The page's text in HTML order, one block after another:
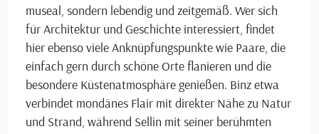
museal, sondern lebendig und zeitgemäß. Wer sich
für Architektur und Geschichte interessiert, findet
hier ebenso viele Anknüpfungspunkte wie Paare, die
einfach gern durch schöne Orte flanieren und die
besondere Küstenatmosphäre genießen. Binz etwa
verbindet mondänes Flair mit direkter Nähe zu Natur
und Strand, während Sellin mit seiner berühmten